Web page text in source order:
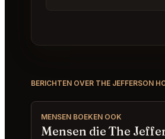
BERICHTEN OVER THE JEFFERSON
MENSEN BOEKEN OOK
Mensen die The